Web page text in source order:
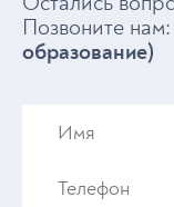
Позвоните нам:
образование)